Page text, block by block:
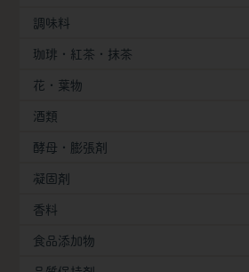
調味料
珈琲・紅茶・抹茶
花・葉物
酒類
酵母・膨張剤
凝固剤
香料
食品添加物